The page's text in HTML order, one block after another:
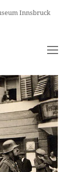
Innsbruck